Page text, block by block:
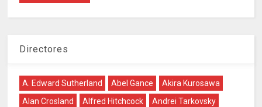
Directores
A. Edward Sutherland Abel Gance
Akira Kurosawa
Alan Crosland
Alfred Hitchcock
Andrei Tarkovsky